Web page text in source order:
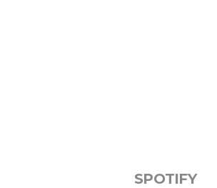
SPOTIFY